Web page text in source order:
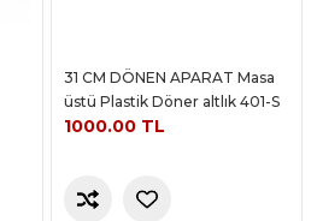
31 CM DÖNEN APARAT Masa
üstü Plastik Döner altlık 401-S
1000.00 TL